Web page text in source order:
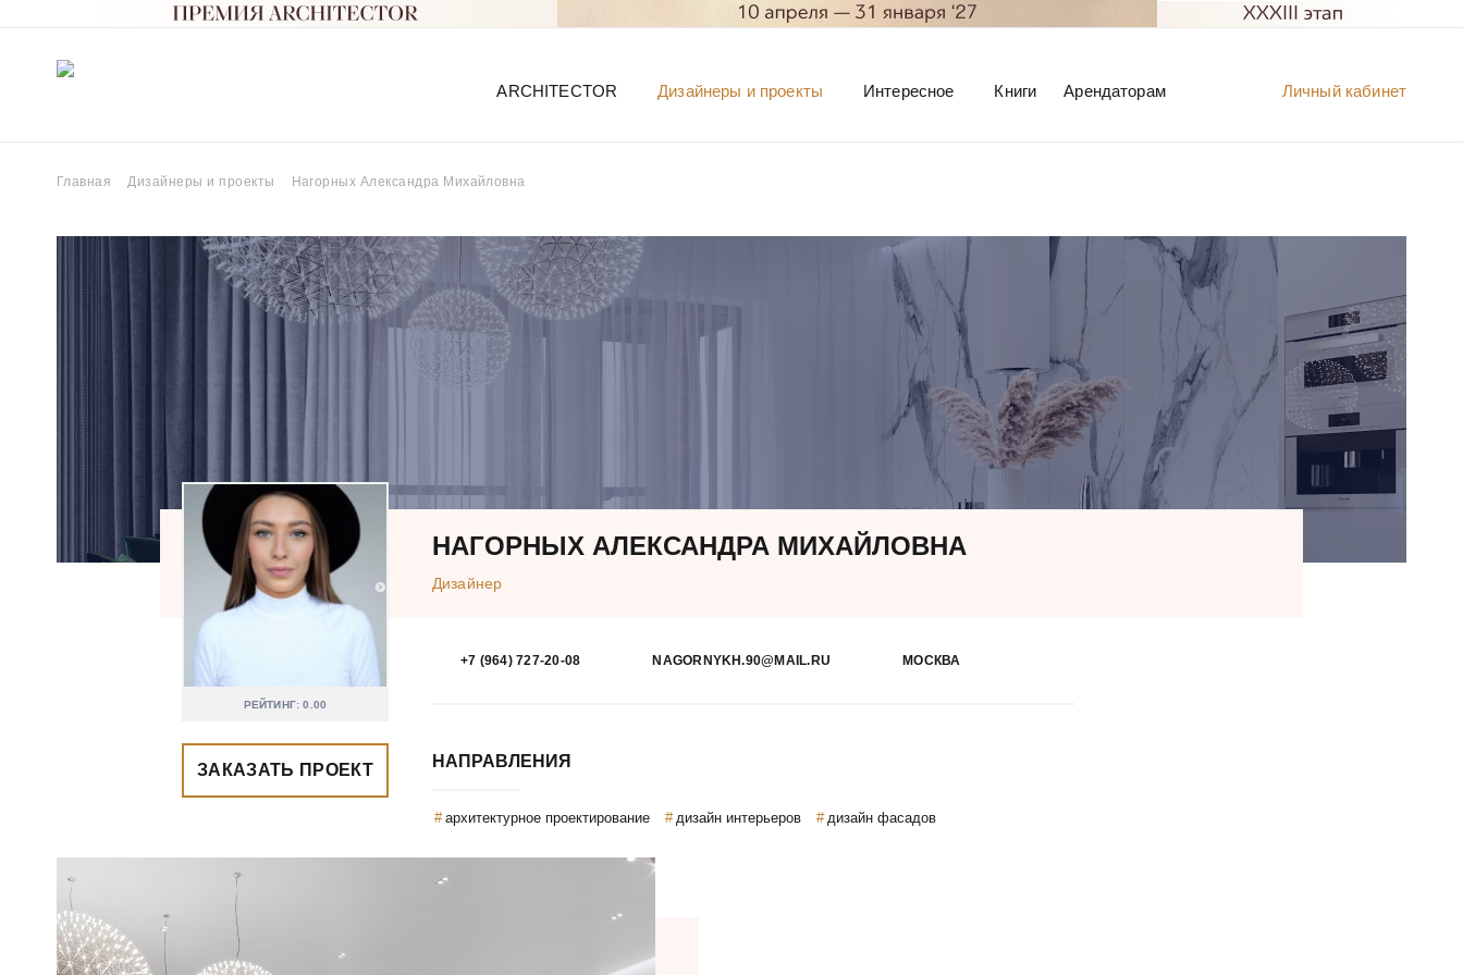
Личный кабинет
ARCHITECTOR Дизайнеры и проекты Интересное Книги Арендаторам
Главная Дизайнеры и проекты Нагорных Александра Михайловна
РЕЙТИНГ: 0.00
НАГОРНЫХ АЛЕКСАНДРА МИХАЙЛОВНА
Дизайнер
ЗАКАЗАТЬ ПРОЕКТ
+7 (964) 727-20-08 NAGORNYKH.90@MAIL.RU МОСКВА
НАПРАВЛЕНИЯ
архитектурное проектирование дизайн интерьеров дизайн фасадов